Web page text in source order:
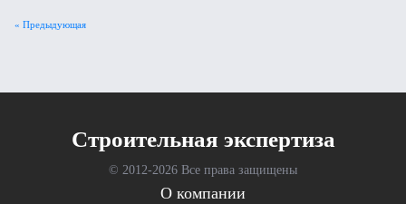
« Предыдующая
Cтроительная экспертиза
© 2012-2026 Все права защищены
О компании